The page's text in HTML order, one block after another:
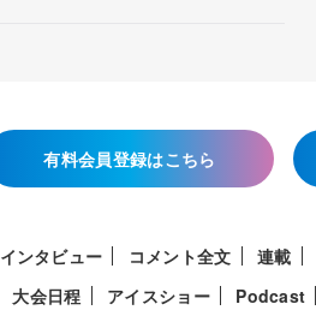
有料会員登録はこちら
インタビュー コメント全文 連載
大会日程
アイスショー Podcast